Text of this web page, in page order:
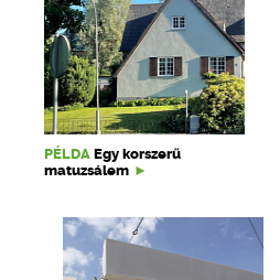
PÉLDA Egy korszerű
matuzsálem